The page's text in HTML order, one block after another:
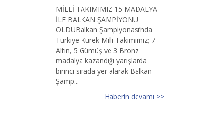
MİLLİ TAKIMIMIZ 15 MADALYA
İLE BALKAN ŞAMPİYONU
OLDUBalkan Şampiyonası’nda
Türkiye Kürek Milli Takımımız; 7
Altın, 5 Gümüş ve 3 Bronz
madalya kazandığı yarışlarda
birinci sırada yer alarak Balkan
Şamp...
Haberin devamı >>